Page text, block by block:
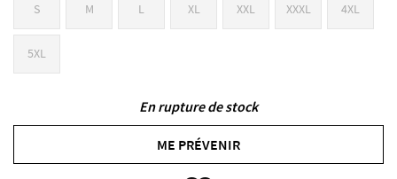
S M L XL XXL XXXL 4XL
5XL
En rupture de stock
ME PRÉVENIR